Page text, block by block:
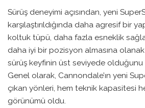
Sürüş deneyimi açısından, yeni
karşılaştırıldığında daha agresif bir
koltuk tüpü, daha fazla esneklik
daha iyi bir pozisyon almasına olanak
sürüş keyfinin üst seviyede
Genel olarak, Cannondale’ın yeni
çıkan yönleri, hem teknik kapasitesi
görünümü oldu.